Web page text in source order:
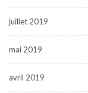
juillet 2019
mai 2019
avril 2019